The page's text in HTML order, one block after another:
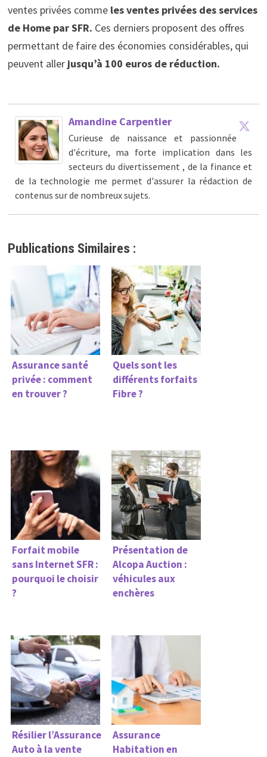
ventes privées comme les ventes privées des services
de Home par SFR. Ces derniers proposent des offres
permettant de faire des économies considérables, qui
peuvent allerjusqu’à 100 euros de réduction.
Amandine Carpentier
Curieuse de naissance et passionnée
d'écriture, ma forte implication dans les
secteurs du divertissement , de la finance et
de la technologie me permet d'assurer la rédaction de
contenus sur de nombreux sujets.
Publications Similaires :
Assurance santé
privée : comment
en trouver ?
Quels sont les
différents forfaits
Fibre ?
Forfait mobile
sans Internet SFR :
pourquoi le choisir
?
Présentation de
Alcopa Auction :
véhicules aux
enchères
Résilier l’Assurance
Auto à la vente
Assurance
Habitation en